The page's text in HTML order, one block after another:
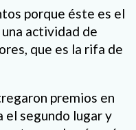
porque éste es el
actividad de
que es la rifa de
premios en
el segundo lugar y